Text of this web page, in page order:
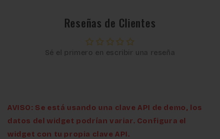
Reseñas de Clientes
Sé el primero en escribir una reseña
AVISO: Se está usando una clave API de demo, los
datos del widget podrían variar. Configura el
widget con tu propia clave API.